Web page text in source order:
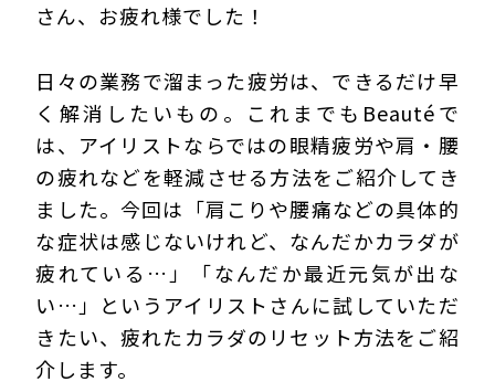
さん、お疲れ様でした！
日々の業務で溜まった疲労は、できるだけ早
く解消したいもの。これまでもBeautéで
は、アイリストならではの眼精疲労や肩・腰
の疲れなどを軽減させる方法をご紹介してき
ました。今回は「肩こりや腰痛などの具体的
な症状は感じないけれど、なんだかカラダが
疲れている…」「なんだか最近元気が出な
い…」というアイリストさんに試していただ
きたい、疲れたカラダのリセット方法をご紹
介します。